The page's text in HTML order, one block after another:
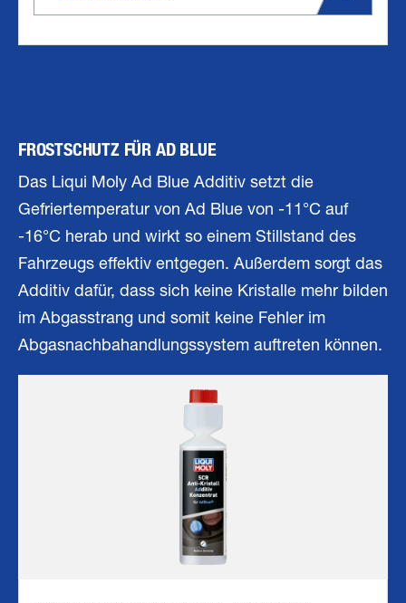
FROSTSCHUTZ FÜR AD BLUE
Das Liqui Moly Ad Blue Additiv setzt die
Gefriertemperatur von Ad Blue von -11°C auf
-16°C herab und wirkt so einem Stillstand des
Fahrzeugs effektiv entgegen. Außerdem sorgt das
Additiv dafür, dass sich keine Kristalle mehr bilden
im Abgasstrang und somit keine Fehler im
Abgasnachbahandlungssystem auftreten können.